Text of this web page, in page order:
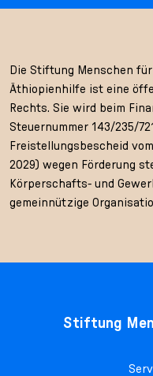
Die Stiftung Menschen
Äthiopienhilfe ist eine
Rechts. Sie wird beim
Steuernummer 143/235/
Freistellungsbescheid
2029) wegen Förderung
Körperschafts- und
gemeinnützige
Stiftung